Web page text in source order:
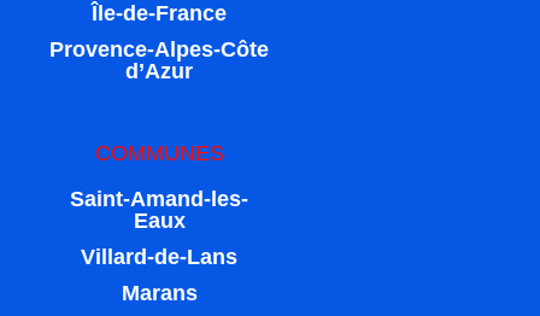
Île-de-France
Provence-Alpes-Côte
d’Azur
COMMUNES
Saint-Amand-les-
Eaux
Villard-de-Lans
Marans